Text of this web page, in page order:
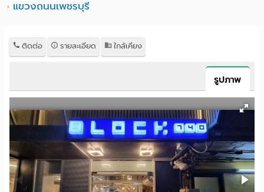
ค้นหา
ค้นจากสถานีรถไฟฟ้า
ค้นจากแผนที่
ค้นแบบละเอียด
พาร์
ท์
ห้อง
พัก
แขวงถนนเพชรบุรี
ติดต่อ รายละเอียด ใกล้เคียง
รูปภาพ